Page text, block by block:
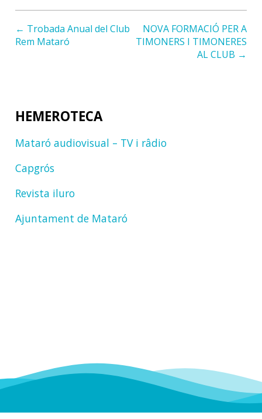
← Trobada Anual del Club
Rem Mataró
NOVA FORMACIÓ PER A
TIMONERS I TIMONERES
AL CLUB →
HEMEROTECA
Mataró audiovisual – TV i râdio
Capgrós
Revista iluro
Ajuntament de Mataró